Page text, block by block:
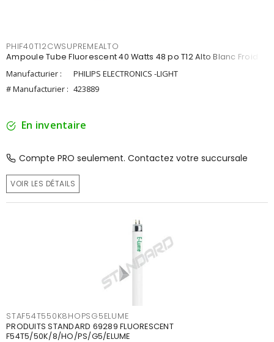
PHIF40T12CWSUPREMEALTO
Ampoule Tube Fluorescent 40 Watts 48 po T12 Alto Blanc Froid
Manufacturier :
PHILIPS ELECTRONICS -LIGHT
# Manufacturier : 423889
En inventaire
Compte PRO seulement. Contactez votre succursale
VOIR LES DÉTAILS
STAF54T550K8HOPSG5ELUME
PRODUITS STANDARD 69289 FLUORESCENT
F54T5/50K/8/HO/PS/G5/ELUME